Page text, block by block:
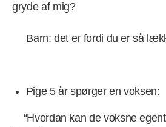
gryde af mig?
Barn: det er fordi du er så
Pige 5 år spørger en voksen:
“Hvordan kan de voksne